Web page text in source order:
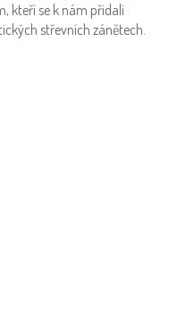
kteří se k nám přidali
střevních zánětech.